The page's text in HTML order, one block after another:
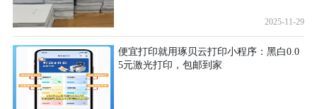
2025-11-29
便宜打印就用琢贝云打印小程序：黑白0.0
5元激光打印，包邮到家